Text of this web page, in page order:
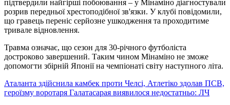
підтвердили найгірші побоювання – у Мінаміно діагностували
розрив передньої хрестоподібної зв'язки. У клубі повідомили,
що гравець переніс серйозне ушкодження та проходитиме
тривале відновлення.
Травма означає, що сезон для 30-річного футболіста
достроково завершений. Таким чином Мінаміно не зможе
допомогти збірній Японії на чемпіонаті світу наступного літа.
Аталанта здійснила камбек проти Челсі, Атлетіко здолав ПСВ,
героїзму воротаря Галатасарая виявилося недостатньо: ЛЧ